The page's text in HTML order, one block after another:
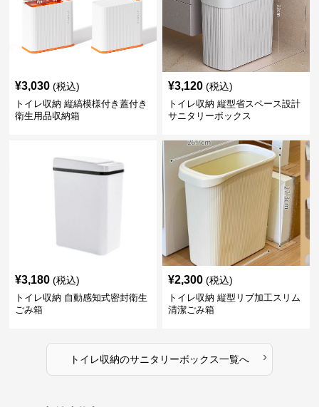
¥3,030 (税込)
トイレ収納 縦縞模様付き蓋付き
衛生用品収納箱
¥3,120 (税込)
トイレ収納 縦型省スペース設計
サニタリーボックス
¥3,180 (税込)
トイレ収納 自動感知式密封衛生
ごみ箱
¥2,300 (税込)
トイレ収納 縦型リブ加工スリム
清潔ごみ箱
トイレ収納のサニタリーボックス一覧へ ›